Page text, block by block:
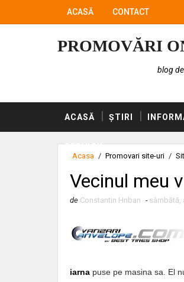
ACASĂ CONTACT
PROMOVĂRI
blog
ACASĂ ȘTIRI
SERVICII
Acasa / Promovari site-uri /
Vecinul meu
de Constantin Hriban - sâmbătă,
iarna puse pe masina sa. El